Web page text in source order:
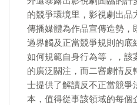
的競爭環境里，影視劇出品
傳播媒體為作品宣傳造勢，
過界觸及正當競爭規則的底
如何規範自身行為等，，該
的廣泛關注，而二審劇情反
士提供了解讀反不正當競爭
本，值得從事該領域的每個